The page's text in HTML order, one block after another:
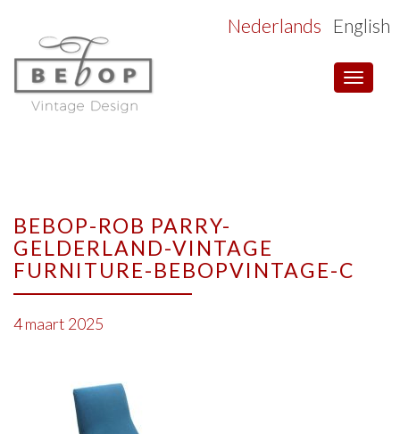
Toggle
Nederlands English
BEBOP-ROB PARRY-
GELDERLAND-VINTAGE
FURNITURE-BEBOPVINTAGE-C
4 maart 2025